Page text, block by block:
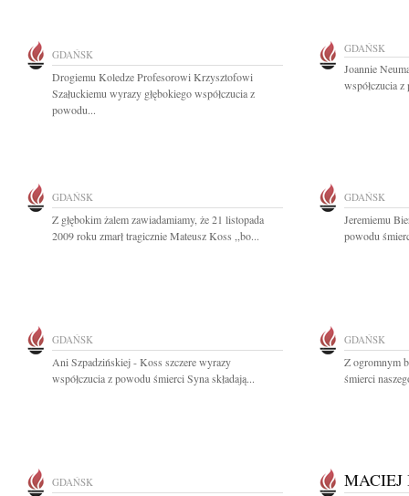
GDAŃSK
Drogiemu Koledze Profesorowi Krzysztofowi
Szałuckiemu wyrazy głębokiego współczucia z
powodu...
GDAŃSK
Joannie
współczucia
GDAŃSK
Z głębokim żalem zawiadamiamy, że 21 listopada
2009 roku zmarł tragicznie Mateusz Koss ,,bo...
GDAŃSK
Jeremiemu
powodu
GDAŃSK
Ani Szpadzińskiej - Koss szczere wyrazy
współczucia z powodu śmierci Syna składają...
GDAŃSK
Z ogromnym
śmierci
GDAŃSK MACIEJ